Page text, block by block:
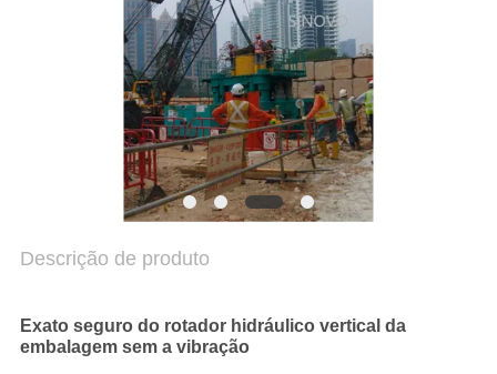
PRIVACIDADE
Descrição de produto
Exato seguro do rotador hidráulico vertical da
embalagem sem a vibração